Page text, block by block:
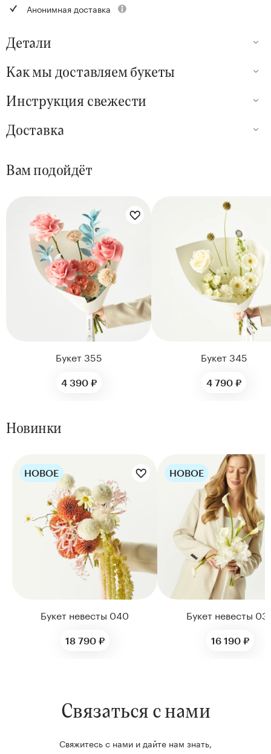
Анонимная доставка
Детали
Как мы доставляем букеты
Инструкция свежести
Доставка
Вам подойдёт
Цветы букета:
Букет 355
4 390 ₽
Цветы букета:
Букет 345
4 790 ₽
Новинки
Цветы букета:
НОВОЕ
Букет невесты 040
18 790 ₽
Цветы букета:
НОВОЕ
Букет невесты
16 190 ₽
Связаться с нами
Свяжитесь с нами и дайте нам знать,